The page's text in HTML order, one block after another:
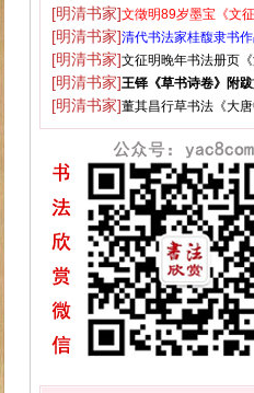
[明清书家]文徵明89岁墨宝《文
二首》
[明清书家]清代书法家桂馥隶书
[明清书家]文征明晚年书法册页
首》
[明清书家]王铎《草书诗卷》附
[明清书家]董其昌行草书法《大唐